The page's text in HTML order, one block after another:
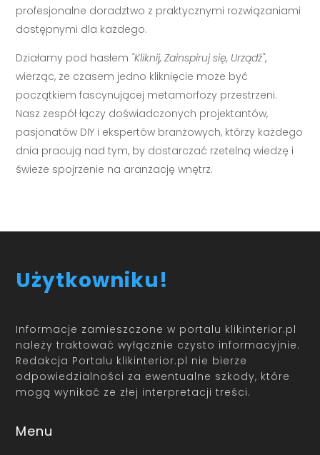
profesjonalne doradztwo z praktycznymi rozwiązaniami
dostępnymi dla każdego.
Działamy pod hasłem "Kliknij, Zainspiruj się, Urządź",
wierząc, że czasem jedno kliknięcie może być
początkiem fascynującej metamorfozy przestrzeni.
Nasz zespół łączy doświadczonych projektantów,
pasjonatów DIY i ekspertów branżowych, którzy każdego
dnia pracują nad tym, by dostarczać rzetelną wiedzę i
świeże spojrzenie na aranżację wnętrz.
Użytkowniku!
Informacje zamieszczone w portalu klikinterior.pl
należy traktować wyłącznie czysto informacyjnie.
Redakcja Portalu klikinterior.pl nie bierze
odpowiedzialności za ewentualne szkody, które
mogą wynikać ze złej interpretacji treści.
Menu